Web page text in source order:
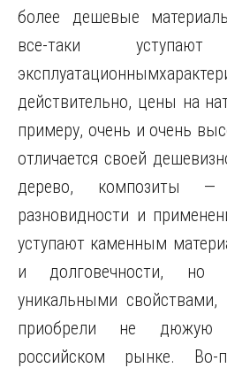
более дешевые
все-таки
действительно, цены на
примеру, очень и очень
отличается своей
дерево, композиты —
разновидности и
уступают каменным
и долговечности, но
уникальными
приобрели не дюжую
российском рынке.